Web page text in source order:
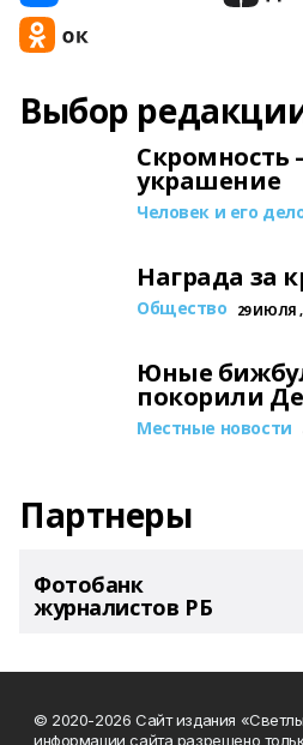
Выбор
Скромность
украшение
Человек и его
Награда за
Общество 29 ИЮЛЯ ,
Юные
покорили
Местные новости
Партнеры
Фотобанк
журналистов РБ
© 2020-2026 Сайт издания
информации сайта разрешено